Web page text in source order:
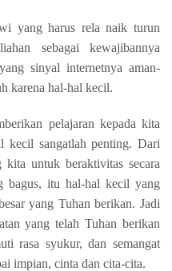
yang harus rela naik turun
sebagai kewajibannya
sinyal internetnya aman-
karena hal-hal kecil.
pelajaran kepada kita
kecil sangatlah penting. Dari
kita untuk beraktivitas secara
bagus, itu hal-hal kecil yang
yang Tuhan berikan. Jadi
yang telah Tuhan berikan
rasa syukur, dan semangat
impian, cinta dan cita-cita.